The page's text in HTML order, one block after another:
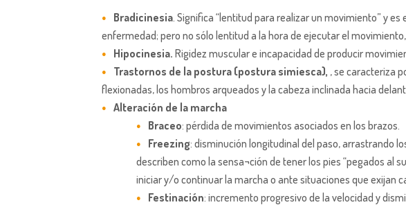
Bradicinesia . Significa “lentitud para realizar un movimiento” y
enfermedad; pero no sólo lentitud a la hora de ejecutar el
Hipocinesia. Rigidez muscular e incapacidad de producir
Trastornos de la postura (postura simiesca), , se caracteriza
flexionadas, los hombros arqueados y la cabeza inclinada hacia
Alteración de la marcha
Braceo: pérdida de movimientos asociados en los brazos.
Freezing: disminución longitudinal del paso, arrastrando
describen como la sensa¬ción de tener los pies “pegados al
iniciar y/o continuar la marcha o ante situaciones que exijan
Festinación: incremento progresivo de la velocidad y